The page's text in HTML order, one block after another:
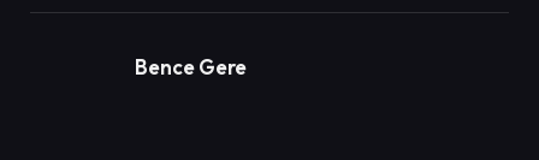
Bence Gere